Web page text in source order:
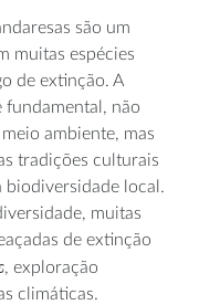
são um
muitas espécies
de extinção. A
fundamental, não
ambiente, mas
tradições culturais
biodiversidade local.
muitas
de extinção
, exploração
climáticas.